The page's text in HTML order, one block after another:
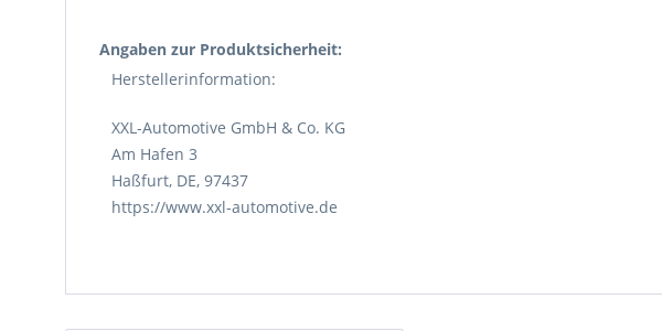
Angaben zur Produktsicherheit:
Herstellerinformation:
XXL-Automotive GmbH & Co. KG
Am Hafen 3
Haßfurt, DE, 97437
https://www.xxl-automotive.de